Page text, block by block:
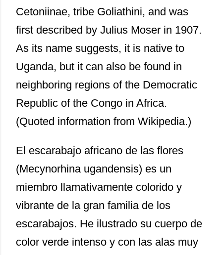
Cetoniinae, tribe Goliathini, and was
first described by Julius Moser in 1907.
As its name suggests, it is native to
Uganda, but it can also be found in
neighboring regions of the Democratic
Republic of the Congo in Africa.
(Quoted information from Wikipedia.)
El escarabajo africano de las flores
(Mecynorhina ugandensis) es un
miembro llamativamente colorido y
vibrante de la gran familia de los
escarabajos. He ilustrado su cuerpo de
color verde intenso y con las alas muy